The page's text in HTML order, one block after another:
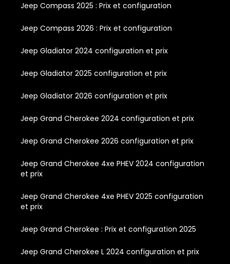
Jeep Compass 2025 : Prix et configuration
Jeep Compass 2026 : Prix et configuration
Jeep Gladiator 2024 configuration et prix
Jeep Gladiator 2025 configuration et prix
Jeep Gladiator 2026 configuration et prix
Jeep Grand Cherokee 2024 configuration et prix
Jeep Grand Cherokee 2026 configuration et prix
Jeep Grand Cherokee 4xe PHEV 2024 configuration
et prix
Jeep Grand Cherokee 4xe PHEV 2025 configuration
et prix
Jeep Grand Cherokee : Prix et configuration 2025
Jeep Grand Cherokee L 2024 configuration et prix